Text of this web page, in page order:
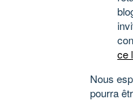
ce
Nous
pourra